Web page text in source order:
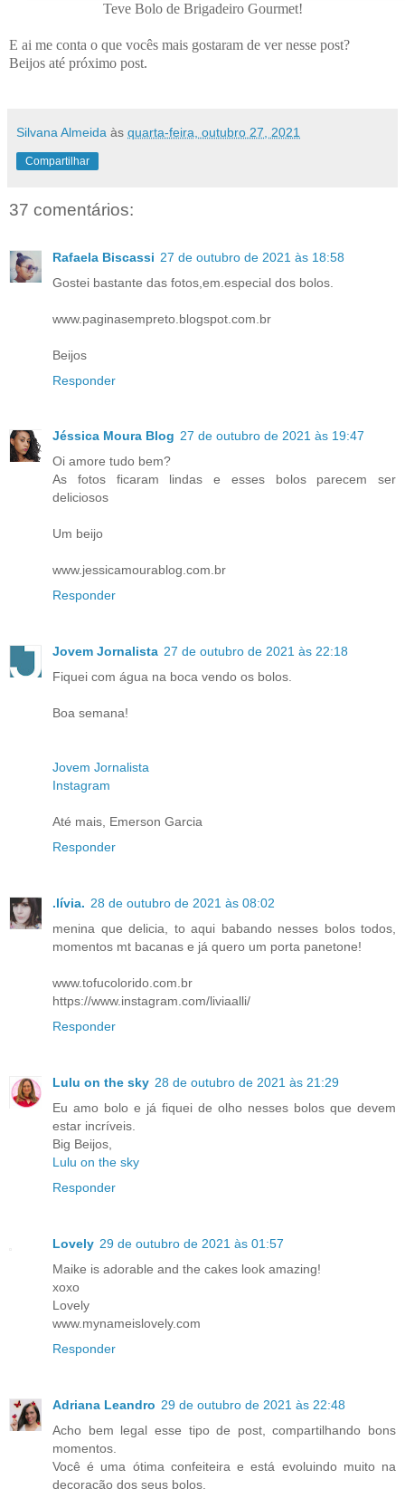
Teve Bolo de Brigadeiro Gourmet!
E ai me conta o que vocês mais gostaram de ver nesse post?
Beijos até próximo post.
Silvana Almeida às quarta-feira, outubro 27, 2021
Compartilhar
37 comentários:
Rafaela Biscassi 27 de outubro de 2021 às 18:58
Gostei bastante das fotos,em.especial dos bolos.
www.paginasempreto.blogspot.com.br
Beijos
Responder
Jéssica Moura Blog 27 de outubro de 2021 às 19:47
Oi amore tudo bem?
As fotos ficaram lindas e esses bolos parecem ser
deliciosos
Um beijo
www.jessicamourablog.com.br
Responder
Jovem Jornalista 27 de outubro de 2021 às 22:18
Fiquei com água na boca vendo os bolos.
Boa semana!
Jovem Jornalista
Instagram
Até mais, Emerson Garcia
Responder
.lívia. 28 de outubro de 2021 às 08:02
menina que delicia, to aqui babando nesses bolos todos,
momentos mt bacanas e já quero um porta panetone!
www.tofucolorido.com.br
https://www.instagram.com/liviaalli/
Responder
Lulu on the sky 28 de outubro de 2021 às 21:29
Eu amo bolo e já fiquei de olho nesses bolos que devem
estar incríveis.
Big Beijos,
Lulu on the sky
Responder
Lovely 29 de outubro de 2021 às 01:57
Maike is adorable and the cakes look amazing!
xoxo
Lovely
www.mynameislovely.com
Responder
Adriana Leandro 29 de outubro de 2021 às 22:48
Acho bem legal esse tipo de post, compartilhando bons
momentos.
Você é uma ótima confeiteira e está evoluindo muito na
decoração dos seus bolos.